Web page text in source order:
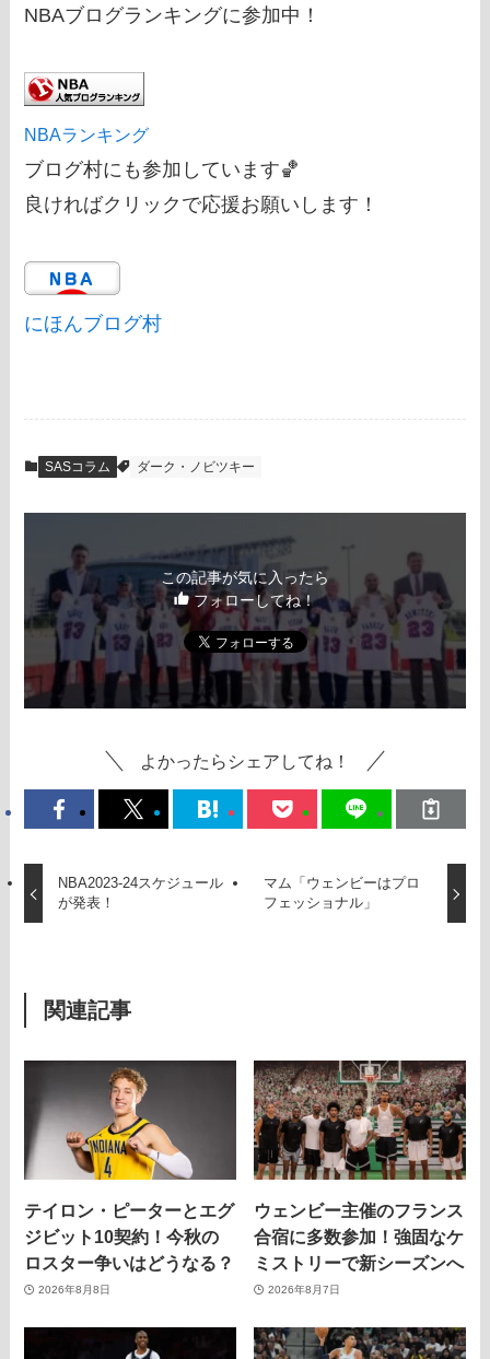
NBAブログランキングに参加中！
NBAランキング
ブログ村にも参加しています🏀
良ければクリックで応援お願いします！
にほんブログ村
SASコラム ダーク・ノビツキー
この記事が気に入ったら
フォローしてね！
よかったらシェアしてね！
NBA2023-24スケジュール
が発表！
マム「ウェンビーはプロ
フェッショナル」
関連記事
テイロン・ピーターとエグ
ジビット10契約！今秋の
ロスター争いはどうなる？
2026年8月8日
ウェンビー主催のフランス
合宿に多数参加！強固なケ
ミストリーで新シーズンへ
2026年8月7日